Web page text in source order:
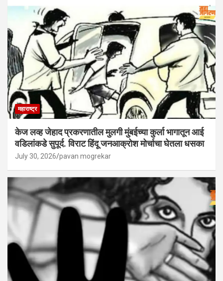
महाराष्ट्र
केज लव्ह जेहाद प्रकरणातील मुलगी मुंबईच्या कुर्ला भागातून आई
वडिलांकडे सुपूर्द. विराट हिंदू जनआक्रोश मोर्चाचा घेतला धसका
July 30, 2026 pavan mogrekar